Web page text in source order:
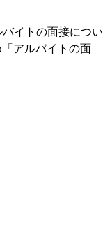
イトの面接につい
アルバイトの面